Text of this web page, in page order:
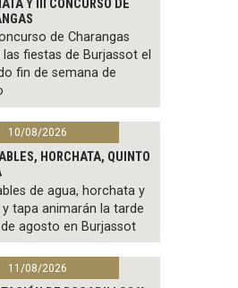
Y III CONCURSO DE
de Charangas
las fiestas de Burjassot el
fin de semana de
10/08/2026
HORCHATA, QUINTO
de agua, horchata y
tapa animarán la tarde
agosto en Burjassot
11/08/2026